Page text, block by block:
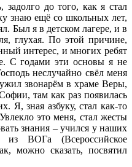
задолго до того, как я стал
знаю ещё со школьных лет,
Был я в детском лагере, и в
глухая. По этой причине,
интерес, и многих ребят
С годами эти основы я не
неслучайно свёл меня
звонарём в храме Веры,
там как раз появилась
Я, зная азбуку, стал как-то
это меня, стал жесты
знания – учился у наших
из ВОГа (Всероссийское
можно сказать, посвятил